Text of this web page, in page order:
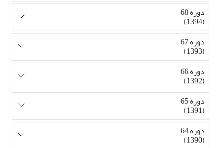
دوره 68
(1394)
دوره 67
(1393)
دوره 66
(1392)
دوره 65
(1391)
دوره 64
(1390)